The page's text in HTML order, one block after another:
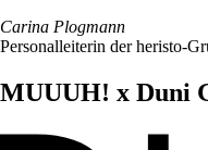
Carina Plogmann
Personalleiterin der heristo-
MUUUH! x Duni